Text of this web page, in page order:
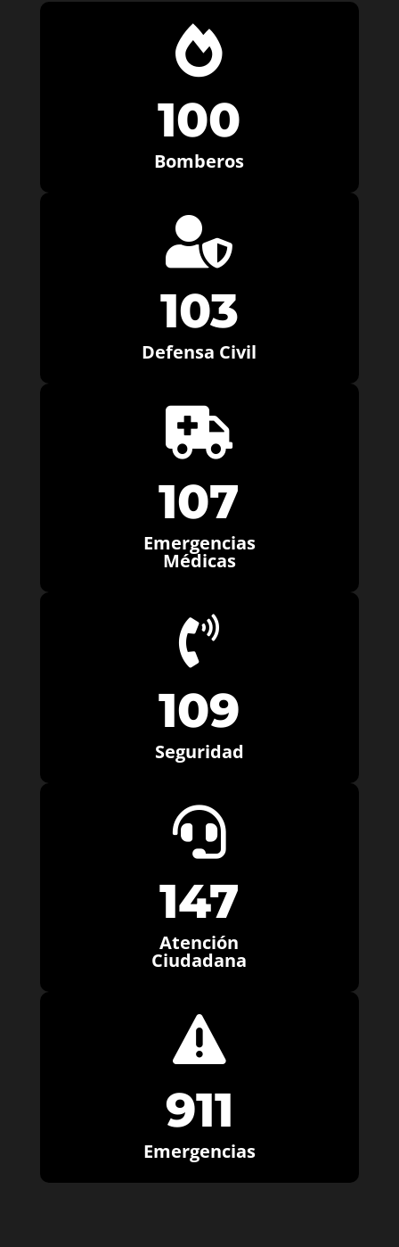

100
Bomberos

103
Defensa Civil

107
Emergencias
Médicas

109
Seguridad

147
Atención
Ciudadana

911
Emergencias